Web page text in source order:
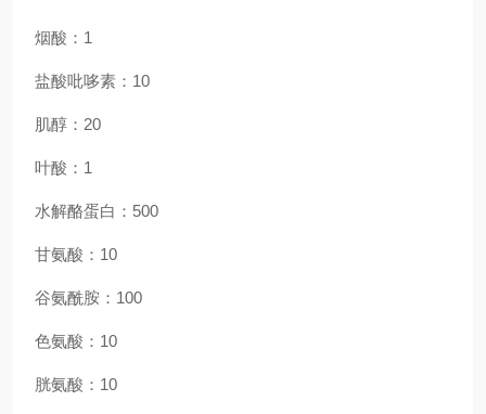
烟酸 ：1
盐酸吡哆素 ：10
肌醇 ：20
叶酸 ：1
水解酪蛋白 ：500
甘氨酸 ：10
谷氨酰胺 ：100
色氨酸 ：10
胱氨酸 ：10